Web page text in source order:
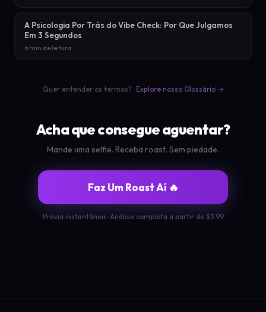
A Psicologia Por Trás do Vibe Check: Por Que Julgamos
Em 3 Segundos
6 min de leitura
Quer entender os termos? Explore nosso Glossário →
Acha que consegue aguentar?
Mande uma selfie. Receba roast. Sem piedade.
Faz Um Roast Aí 🔥
Prévia instantânea · Análise completa a partir de $3.99